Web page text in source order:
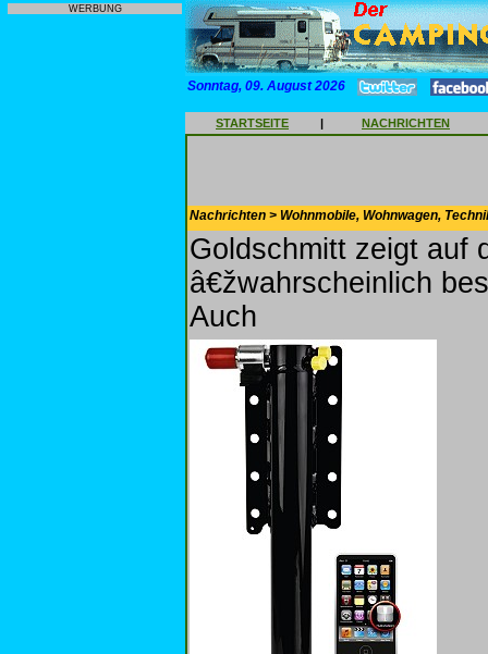
WERBUNG
Sonntag, 09. August 2026
STARTSEITE | NACHRICHTEN
Nachrichten > Wohnmobile, Wohnwagen,
Goldschmitt zeigt auf
â€žwahrscheinlich
Auch